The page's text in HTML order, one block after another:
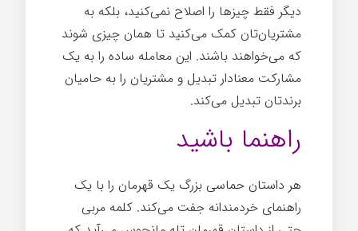
دیگر فقط چیزها را اصلاح نمی‌کنید، بلکه به
مشتریان‌تان کمک می‌کنید تا همان چیزی شوند
که می‌خواهند باشند. این معامله ساده را به یک
مشارکت معنادار تبدیل و مشتریان را به حامیان
برندتان تبدیل می‌کند.
راهنما باشید
هر داستان حماسی بزرگ یک قهرمان را با یک
راهنمای خردمندانه جفت می‌کند. کلمه مربی